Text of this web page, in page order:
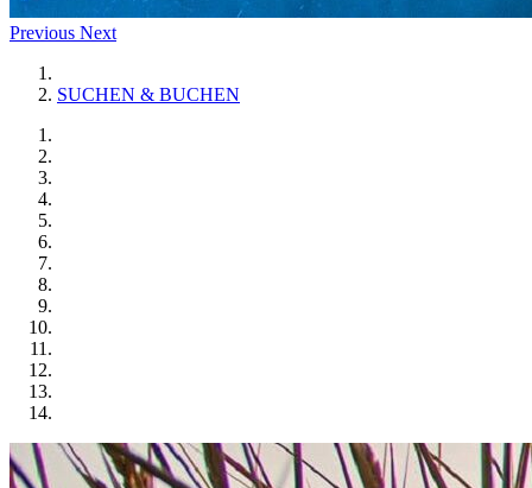
Previous Next
SUCHEN & BUCHEN